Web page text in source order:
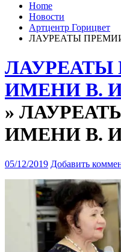
Home
Новости
Артцентр Горицвет
ЛАУРЕАТЫ
ИМЕНИ В.
»
ИМЕНИ В.
05/12/2019 Добавить